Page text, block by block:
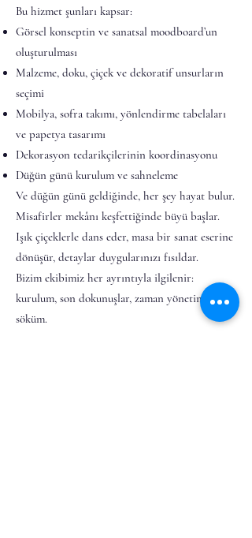
Bu hizmet şunları kapsar:
Görsel konseptin ve sanatsal moodboard’un
oluşturulması
Malzeme, doku, çiçek ve dekoratif unsurların
seçimi
Mobilya, sofra takımı, yönlendirme tabelaları
ve papetya tasarımı
Dekorasyon tedarikçilerinin koordinasyonu
Düğün günü kurulum ve sahneleme
Ve düğün günü geldiğinde, her şey hayat bulur.
Misafirler mekânı keşfettiğinde büyü başlar.
Işık çiçeklerle dans eder, masa bir sanat eserine
dönüşür, detaylar duygularınızı fısıldar.
Bizim ekibimiz her ayrıntıyla ilgilenir:
kurulum, son dokunuşlar, zaman yönetimi,
söküm.